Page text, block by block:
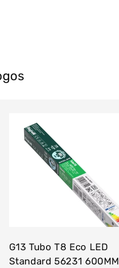
G13 Tubo T8 Eco LED
Standard 56231 600MM